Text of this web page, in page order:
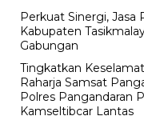
Perkuat Sinergi, Jasa
Kabupaten
Gabungan
Tingkatkan
Raharja Samsat
Polres Pangandaran
Kamseltibcar Lantas